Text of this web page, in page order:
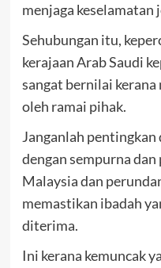
menjaga keselamatan
Sehubungan itu,
kerajaan Arab Saudi
sangat bernilai
oleh ramai pihak.
Janganlah
dengan sempurna
Malaysia dan
memastikan ibadah
diterima.
Ini kerana kemuncak